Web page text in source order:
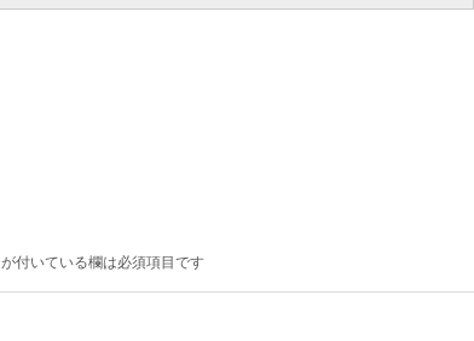
が付いている欄は必須項目です